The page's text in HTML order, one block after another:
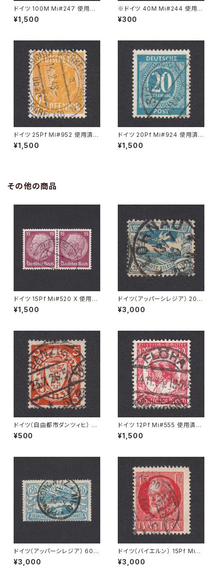
ドイツ 100M Mi#247 使用済
み切手｜WYHLEN 10.5.1923
¥1,500
※ドイツ 40M Mi#244 使用済
み切手｜BERLIN 13.5.1923
¥300
ドイツ 25Pf Mi#952 使用済み
切手｜MERKERSHAUSEN 14.
2.1948
¥1,500
ドイツ 20Pf Mi#924 使用済み
切手｜SIGLINGEN 7.11.1947
¥1,500
その他の商品
ドイツ 15Pf Mi#520 X 使用済
み切手｜PÖSSNECK 22.9.19
36
¥1,500
ドイツ（アッパーシレジア） 20Pf
Mi#18 使用済み切手｜LOHN
AU 13.7.1920
¥3,000
ドイツ（自由都市ダンツィヒ） 5P
f Mi#193 使用済み切手｜DA
NZIG 23.7.1926
¥500
ドイツ 12Pf Mi#555 使用済み
切手｜FLÖHA 14.11.1934
¥1,500
ドイツ（アッパーシレジア） 60P
f Mi#23 使用済み切手｜PONI
SCHOWITZ 22.11.1921
¥3,000
ドイツ（バイエルン） 15Pf Mi#1
15 A 使用済み切手｜POTTEN
STEIN 14.12.1917
¥3,000